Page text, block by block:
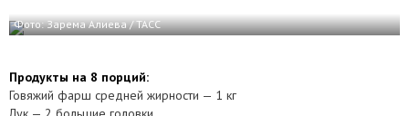
Фото: Зарема Алиева / ТАСС
Продукты на 8 порций:
Говяжий фарш средней жирности — 1 кг